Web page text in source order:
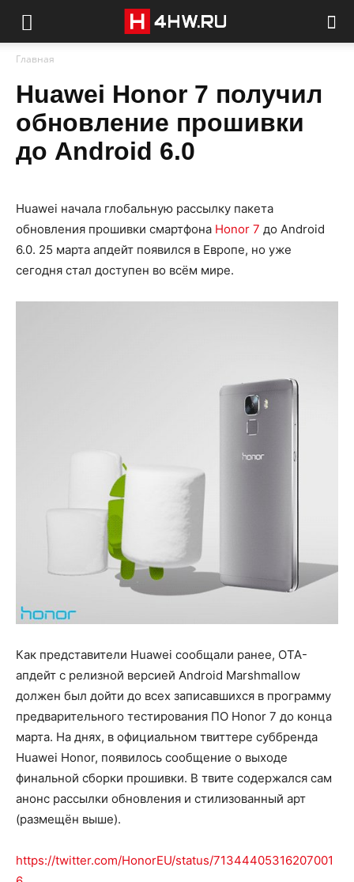
Главная
Huawei Honor 7 получил
обновление прошивки
до Android 6.0
Huawei начала глобальную рассылку пакета
обновления прошивки смартфона Honor 7 до Android
6.0. 25 марта апдейт появился в Европе, но уже
сегодня стал доступен во всём мире.
Как представители Huawei сообщали ранее, OTA-
апдейт с релизной версией Android Marshmallow
должен был дойти до всех записавшихся в программу
предварительного тестирования ПО Honor 7 до конца
марта. На днях, в официальном твиттере суббренда
Huawei Honor, появилось сообщение о выходе
финальной сборки прошивки. В твите содержался сам
анонс рассылки обновления и стилизованный арт
(размещён выше).
https://twitter.com/HonorEU/status/71344405316207001